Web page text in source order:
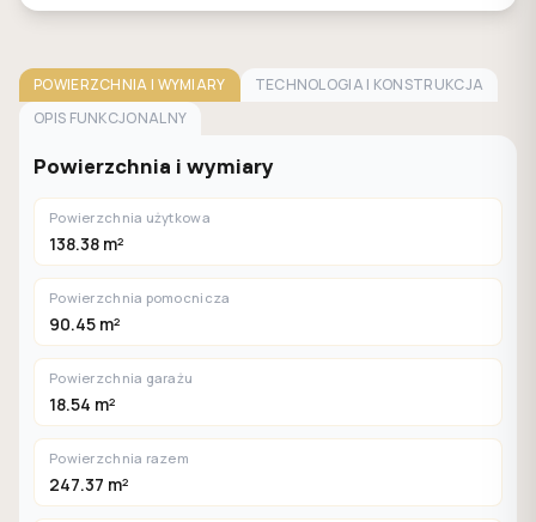
POWIERZCHNIA I WYMIARY
TECHNOLOGIA I KONSTRUKCJA
OPIS FUNKCJONALNY
Powierzchnia i wymiary
Powierzchnia użytkowa
138.38 m²
Powierzchnia pomocnicza
90.45 m²
Powierzchnia garażu
18.54 m²
Powierzchnia razem
247.37 m²